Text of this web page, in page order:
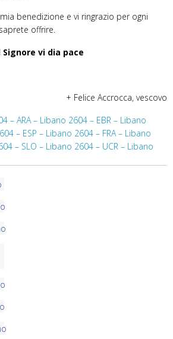
benedizione e vi ringrazio per ogni
offrire.
Signore vi dia pace
+ Felice Accrocca, vescovo
– ARA – Libano 2604 – EBR – Libano
– ESP – Libano 2604 – FRA – Libano
– SLO – Libano 2604 – UCR – Libano